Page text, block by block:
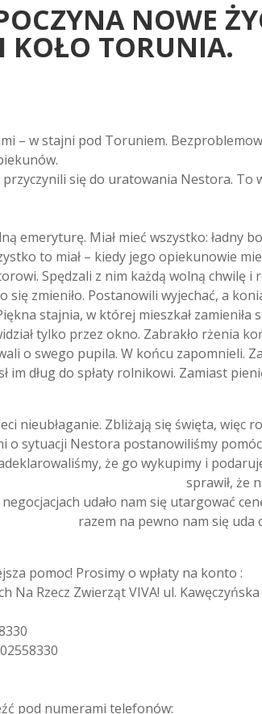
NOWE
KOŁO TORUNIA.
– w stajni pod Toruniem.
się do uratowania Nestora. To
emeryturę. Miał mieć wszystko: ładny
to miał – kiedy jego opiekunowie
Spędzali z nim każdą wolną chwilę i
się zmieniło. Postanowili wyjechać, a
stajnia, w której mieszkał zamieniła
tylko przez okno. Zabrakło rżenia
o swego pupila. W końcu zapomnieli.
im dług do spłaty rolnikowi. Zamiast
nieubłaganie. Zbliżają się święta,
o sytuacji Nestora postanowiliśmy
że go wykupimy i
sprawił, że
udało nam się utargować
razem na pewno nam się uda
pomoc! Prosimy o wpłaty na konto :
Na Rzecz Zwierząt VIVA! ul.
pod numerami telefonów: